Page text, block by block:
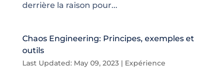
derrière la raison pour...
Chaos Engineering: Principes, exemples et
outils
Last Updated: May 09, 2023| Expérience